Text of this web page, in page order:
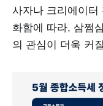
사자나 크리에이터
화함에 따라, 삼쩜
의 관심이 더욱 커